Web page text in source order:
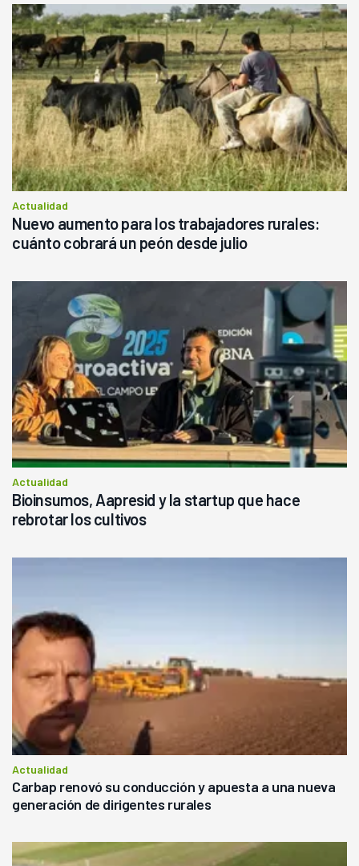
Actualidad
Nuevo aumento para los trabajadores rurales:
cuánto cobrará un peón desde julio
Actualidad
Bioinsumos, Aapresid y la startup que hace
rebrotar los cultivos
Actualidad
Carbap renovó su conducción y apuesta a una nueva
generación de dirigentes rurales